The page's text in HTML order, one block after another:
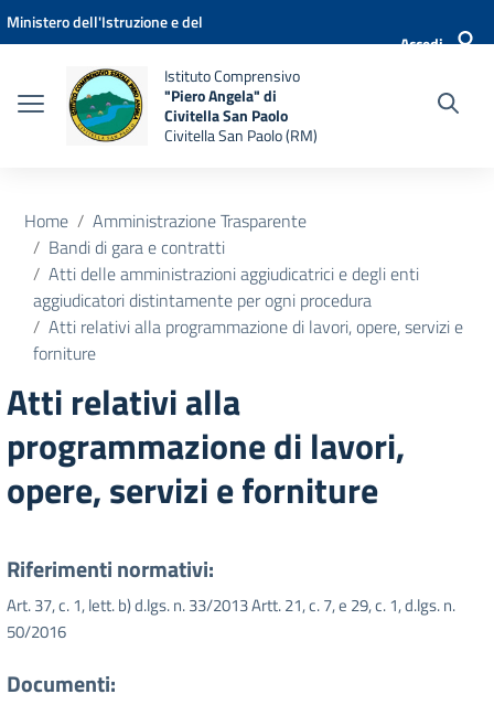
Vai ai contenuti
Vai al menu di navigazione
Vai al footer
Ministero dell'Istruzione e del
Accedi
Istituto Comprensivo
"Piero Angela" di
Civitella San Paolo
Civitella San Paolo (RM)
Home
Amministrazione Trasparente
Bandi di gara e contratti
Atti delle amministrazioni aggiudicatrici e degli enti
aggiudicatori distintamente per ogni procedura
Atti relativi alla programmazione di lavori, opere, servizi e
forniture
Atti relativi alla
programmazione di lavori,
opere, servizi e forniture
Riferimenti normativi:
Art. 37, c. 1, lett. b) d.lgs. n. 33/2013 Artt. 21, c. 7, e 29, c. 1, d.lgs. n.
50/2016
Documenti: